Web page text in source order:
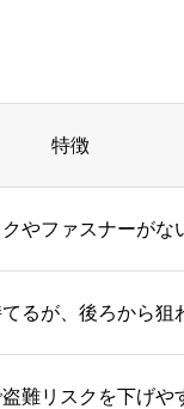
特徴
やファスナーがな
るが、後ろから狙
難リスクを下げや